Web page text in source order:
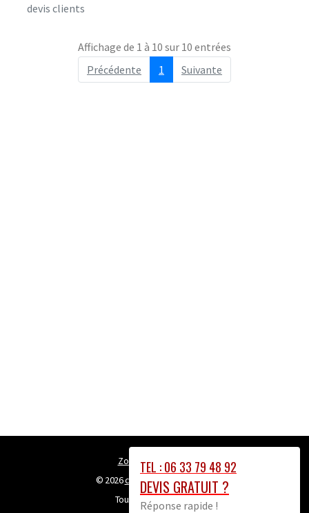
devis clients
Affichage de 1 à 10 sur 10 entrées
Précédente
1 Suivante
TEL : 06 33 79 48 92
DEVIS GRATUIT ?
Réponse rapide !
Zone Intervention
© 2026couvreur-chartres-28.fr
Tous droits réservés